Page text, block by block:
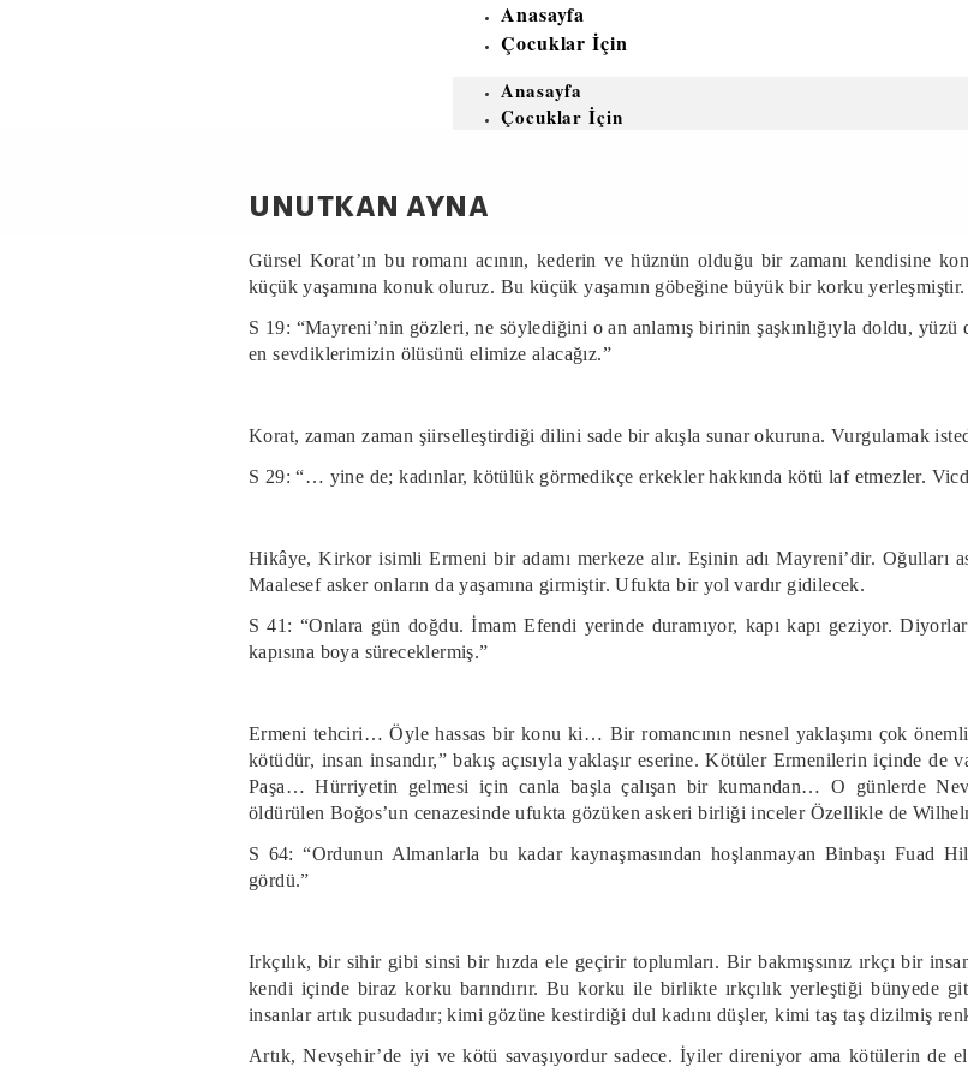
Anasayfa
Çocuklar İçin
Anasayfa
Çocuklar İçin
unutkan ayna
Gürsel Korat’ın bu romanı acının, kederin ve hüznün olduğu bir zamanı kendisine
küçük yaşamına konuk oluruz. Bu küçük yaşamın göbeğine büyük bir korku yerleşmiştir.
S 19: “Mayreni’nin gözleri, ne söylediğini o an anlamış birinin şaşkınlığıyla doldu,
en sevdiklerimizin ölüsünü elimize alacağız.”
Korat, zaman zaman şiirselleştirdiği dilini sade bir akışla sunar okuruna. Vurgulamak
S 29: “… yine de; kadınlar, kötülük görmedikçe erkekler hakkında kötü laf etmezler.
Hikâye, Kirkor isimli Ermeni bir adamı merkeze alır. Eşinin adı Mayreni’dir. Oğulları
Maalesef asker onların da yaşamına girmiştir. Ufukta bir yol vardır gidilecek.
S 41: “Onlara gün doğdu. İmam Efendi yerinde duramıyor, kapı kapı geziyor.
kapısına boya süreceklermiş.”
Ermeni tehciri… Öyle hassas bir konu ki… Bir romancının nesnel yaklaşımı çok
kötüdür, insan insandır,” bakış açısıyla yaklaşır eserine. Kötüler Ermenilerin içinde
Paşa… Hürriyetin gelmesi için canla başla çalışan bir kumandan… O günlerde
öldürülen Boğos’un cenazesinde ufukta gözüken askeri birliği inceler Özellikle de
S 64: “Ordunun Almanlarla bu kadar kaynaşmasından hoşlanmayan Binbaşı Fuad
gördü.”
Irkçılık, bir sihir gibi sinsi bir hızda ele geçirir toplumları. Bir bakmışsınız ırkçı bir
kendi içinde biraz korku barındırır. Bu korku ile birlikte ırkçılık yerleştiği bünyede
insanlar artık pusudadır; kimi gözüne kestirdiği dul kadını düşler, kimi taş taş dizilmiş
Artık, Nevşehir’de iyi ve kötü savaşıyordur sadece. İyiler direniyor ama kötülerin